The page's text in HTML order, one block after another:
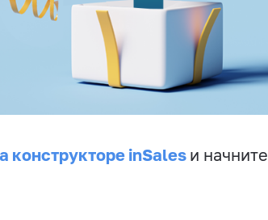
конструкторе inSales и начните